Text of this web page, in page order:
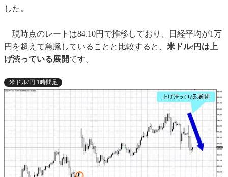
した。
現時点のレートは84.10円で推移しており、日経平均が1万
円を超えて急騰していることと比較すると、 米ドル/円は上
げ渋っている展開です。
米ドル/円 1時間足